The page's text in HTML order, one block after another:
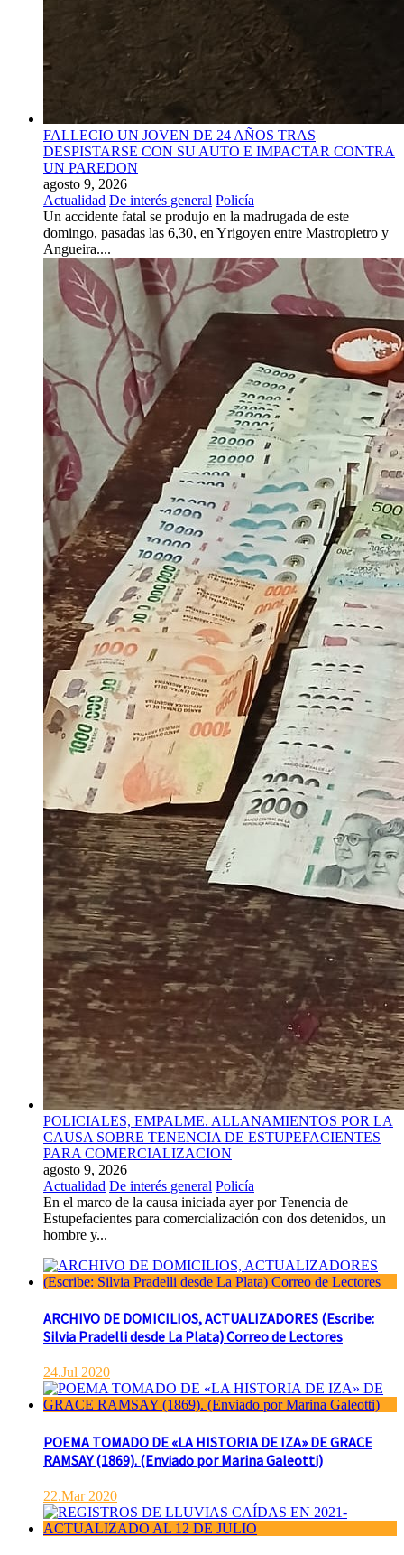
FALLECIO UN JOVEN DE 24 AÑOS TRAS
DESPISTARSE CON SU AUTO E IMPACTAR CONTRA
UN PAREDON
agosto 9, 2026
Actualidad De interés general Policía
Un accidente fatal se produjo en la madrugada de este
domingo, pasadas las 6,30, en Yrigoyen entre Mastropietro y
Angueira....
POLICIALES, EMPALME. ALLANAMIENTOS POR LA
CAUSA SOBRE TENENCIA DE ESTUPEFACIENTES
PARA COMERCIALIZACION
agosto 9, 2026
Actualidad De interés general Policía
En el marco de la causa iniciada ayer por Tenencia de
Estupefacientes para comercialización con dos detenidos, un
hombre y...
ARCHIVO DE DOMICILIOS, ACTUALIZADORES (Escribe:
Silvia Pradelli desde La Plata) Correo de Lectores
24.Jul 2020
POEMA TOMADO DE «LA HISTORIA DE IZA» DE GRACE
RAMSAY (1869). (Enviado por Marina Galeotti)
22.Mar 2020